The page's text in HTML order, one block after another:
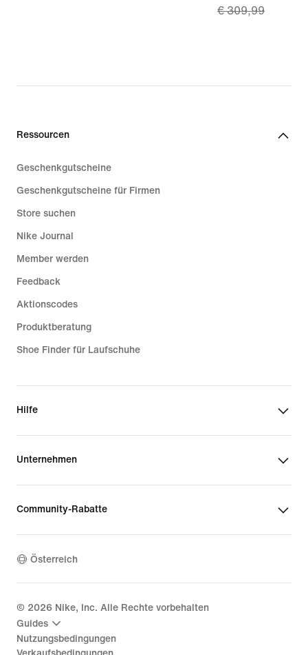
price
€ 309,99
€ 309,99
Ressourcen
Geschenkgutscheine
Geschenkgutscheine für Firmen
Store suchen
Nike Journal
Member werden
Feedback
Aktionscodes
Produktberatung
Shoe Finder für Laufschuhe
Hilfe
Unternehmen
Community-Rabatte
Österreich
© 2026 Nike, Inc. Alle Rechte vorbehalten
Guides
Nutzungsbedingungen